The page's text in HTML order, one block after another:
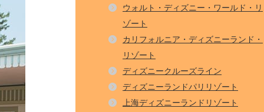
ウォルト・ディズニー・ワールド・リ
ゾート
カリフォルニア・ディズニーランド・
リゾート
ディズニークルーズライン
ディズニーランドパリリゾート
上海ディズニーランドリゾート